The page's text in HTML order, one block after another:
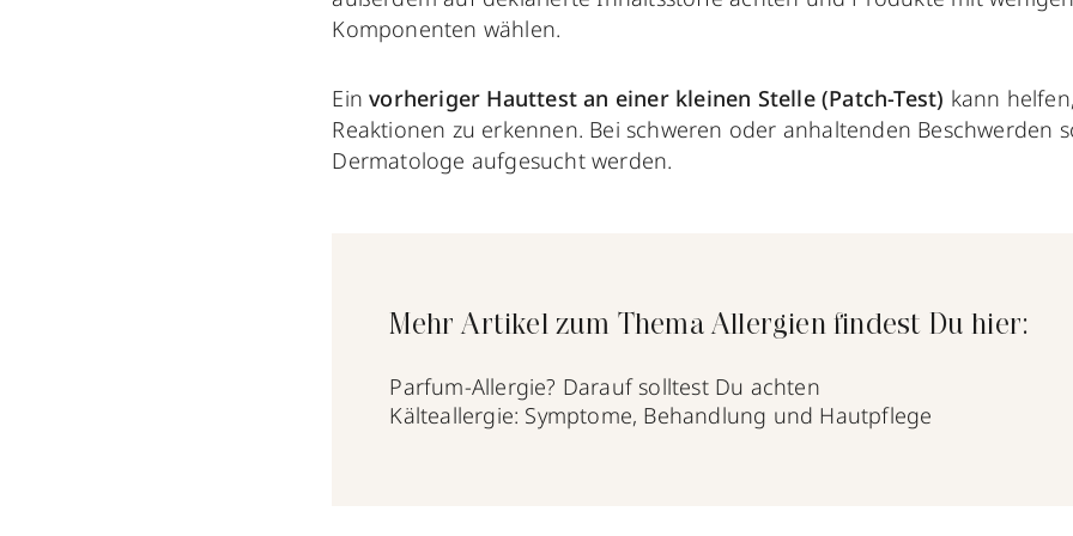
Komponenten wählen.
Einvorheriger Hauttest an einer kleinen Stelle (Patch-Test) kann
Reaktionen zu erkennen. Bei schweren oder anhaltenden Beschwerden
Dermatologe aufgesucht werden.
Mehr Artikel zum Thema Allergien findest Du hier:
Parfum-Allergie? Darauf solltest Du achten
Kälteallergie: Symptome, Behandlung und Hautpflege